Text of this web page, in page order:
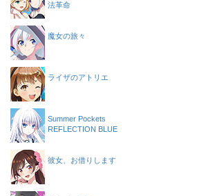
法革命
魔女の旅々
ライザのアトリエ
Summer Pockets
REFLECTION BLUE
彼女、お借りします